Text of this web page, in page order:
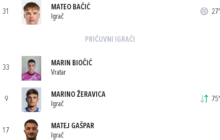
31
MATEO BAČIĆ
Igrač
27'
PRIČUVNI IGRAČI
33
MARIN BIOČIĆ
Vratar
9
MARINO ŽERAVICA
Igrač
75'
17
MATEJ GAŠPAR
Igrač